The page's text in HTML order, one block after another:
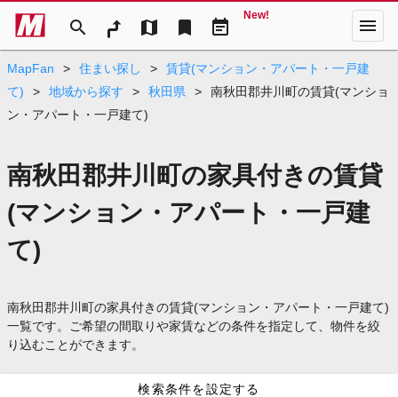
search map bookmark event_note
New! menu
MapFan > 住まい探し >
賃貸(マンション・アパート・一戸建
て)
> 地域から探す > 秋田県 >
南秋田郡井川町の賃貸(マンショ
ン・アパート・一戸建て)
南秋田郡井川町の家具付きの賃貸
(マンション・アパート・一戸建
て)
南秋田郡井川町の家具付きの賃貸(マンション・アパート・一戸建て)
一覧です。ご希望の間取りや家賃などの条件を指定して、物件を絞
り込むことができます。
検索条件を設定する